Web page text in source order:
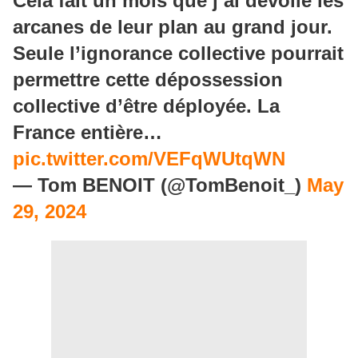
arcanes de leur plan au grand jour.
Seule l’ignorance collective pourrait
permettre cette dépossession
collective d’être déployée. La
France entière…
pic.twitter.com/VEFqWUtqWN
— Tom BENOIT (@TomBenoit_) May
29, 2024